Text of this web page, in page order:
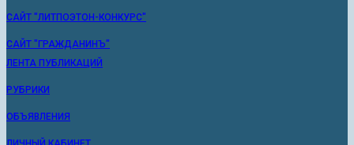
САЙТ "ЛИТПОЭТОН-КОНКУРС"
САЙТ "ГРАЖДАНИНЪ"
ЛЕНТА ПУБЛИКАЦИЙ
РУБРИКИ
ОБЪЯВЛЕНИЯ